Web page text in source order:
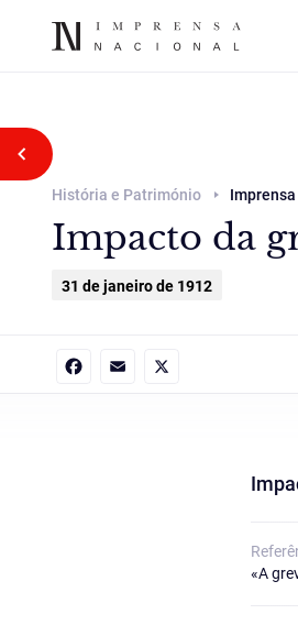
Voltar atrás
História e Património Imprensa
Impacto da
31 de janeiro de 1912
«A